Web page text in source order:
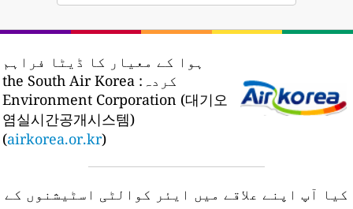
ہوا کے معیار کا ڈیٹا فراہم
کردہ:
the South Air Korea
Environment Corporation (대기오
염실시간공개시스템)
(airkorea.or.kr)
کیا آپ اپنے علاقے میں ایئر کوالٹی اسٹیشنوں کے